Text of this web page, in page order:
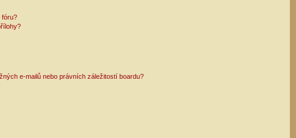
fóru?
e-mailů nebo právních záležitostí boardu?